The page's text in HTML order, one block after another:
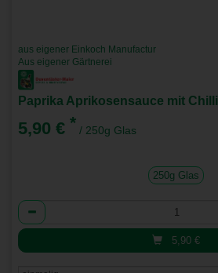
aus eigener Einkoch Manufactur
Aus eigener Gärtnerei
Paprika Aprikosensauce mit Chilli
5,90 € * / 250g Glas
250g Glas
Anzahl
5,90 €